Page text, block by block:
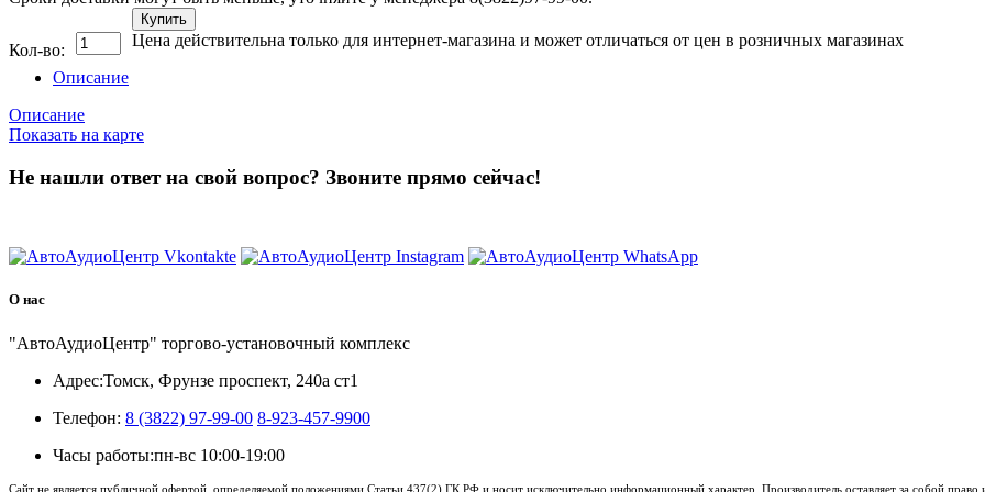
Кол-во:
Купить
Цена действительна только для интернет-магазина и может отличаться от цен в розничных магазинах
Описание
Описание
Показать на карте
Не нашли ответ на свой вопрос? Звоните прямо сейчас!
О нас
"АвтоАудиоЦентр" торгово-установочный комплекс
Адрес:Томск, Фрунзе проспект, 240а ст1
Телефон: 8 (3822) 97-99-00 8-923-457-9900
Часы работы:пн-вс 10:00-19:00
Сайт не является публичной офертой, определяемой положениями Статьи 437(2) ГК РФ и носит исключительно информационный характер. Производитель оставляет за собой право